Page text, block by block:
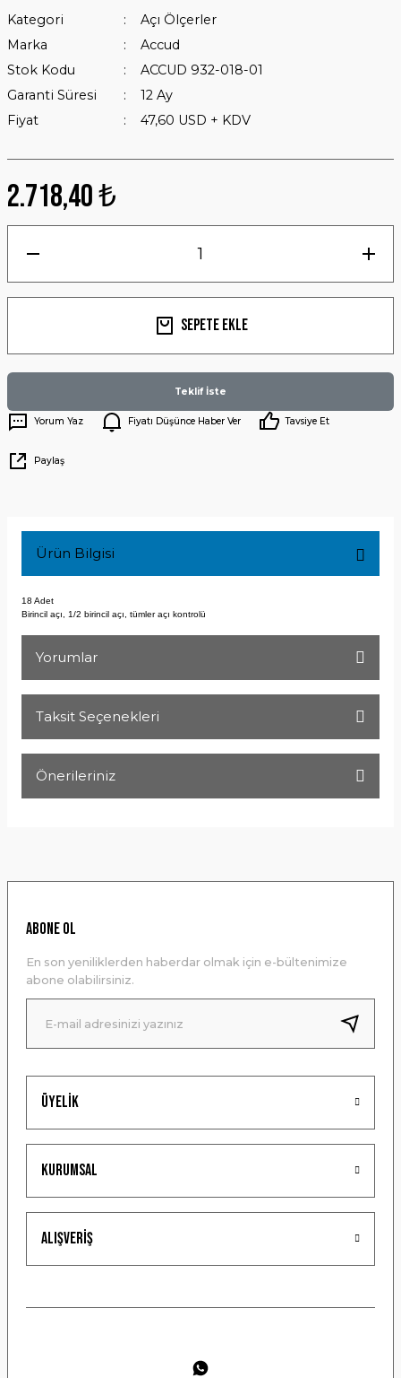
Kategori
Açı Ölçerler
Marka
Accud
Stok Kodu
ACCUD 932-018-01
Garanti Süresi
12 Ay
Fiyat
47,60 USD + KDV
2.718,40 ₺
Sepete Ekle
Teklif İste
Yorum Yaz Fiyatı Düşünce Haber Ver Tavsiye Et
Paylaş
Ürün Bilgisi
18 Adet
Birincil açı, 1/2 birincil açı, tümler açı kontrolü
Yorumlar
Taksit Seçenekleri
Önerileriniz
Ürün resmi kalitesiz, bozuk veya görüntülenemiyor.
Ürün bilgilerinde hatalar bulunuyor.
Ürün fiyatı diğer sitelerden daha pahalı.
Bu ürüne benzer farklı alternatifler olmalı.
Gönder
Üyelik
Kurumsal
Alışveriş
ABONE OL
En son yeniliklerden haberdar olmak için e-bültenimize
abone olabilirsiniz.